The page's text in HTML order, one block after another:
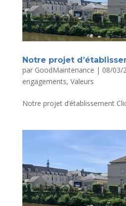
Notre projet
par GoodMaintenance | 08/03/
engagements, Valeurs
Notre projet d’établissement